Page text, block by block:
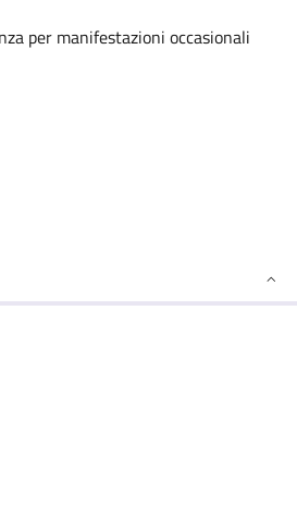
per manifestazioni occasionali